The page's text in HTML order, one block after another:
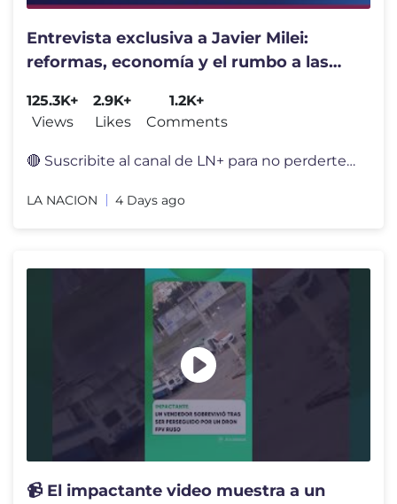
Entrevista exclusiva a Javier Milei:
reformas, economía y el rumbo a las
125.3K+
Views
2.9K+
Likes
1.2K+
Comments
🔴 Suscribite al canal de LN+ para no perderte el noticiero en vivo,
LA NACION 4 Days ago
📹 El impactante video muestra a un